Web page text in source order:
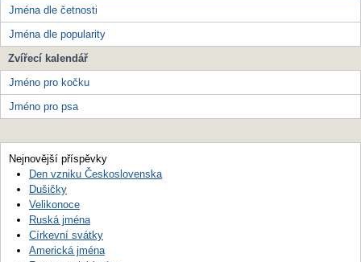
Jména dle četnosti
Jména dle popularity
Zvířecí kalendář
Jméno pro kočku
Jméno pro psa
Nejnovější příspěvky
Den vzniku Československa
Dušičky
Velikonoce
Ruská jména
Církevní svátky
Americká jména